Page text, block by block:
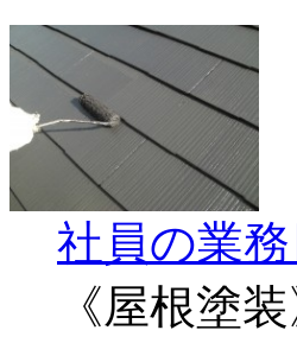
社員の業
《屋根塗